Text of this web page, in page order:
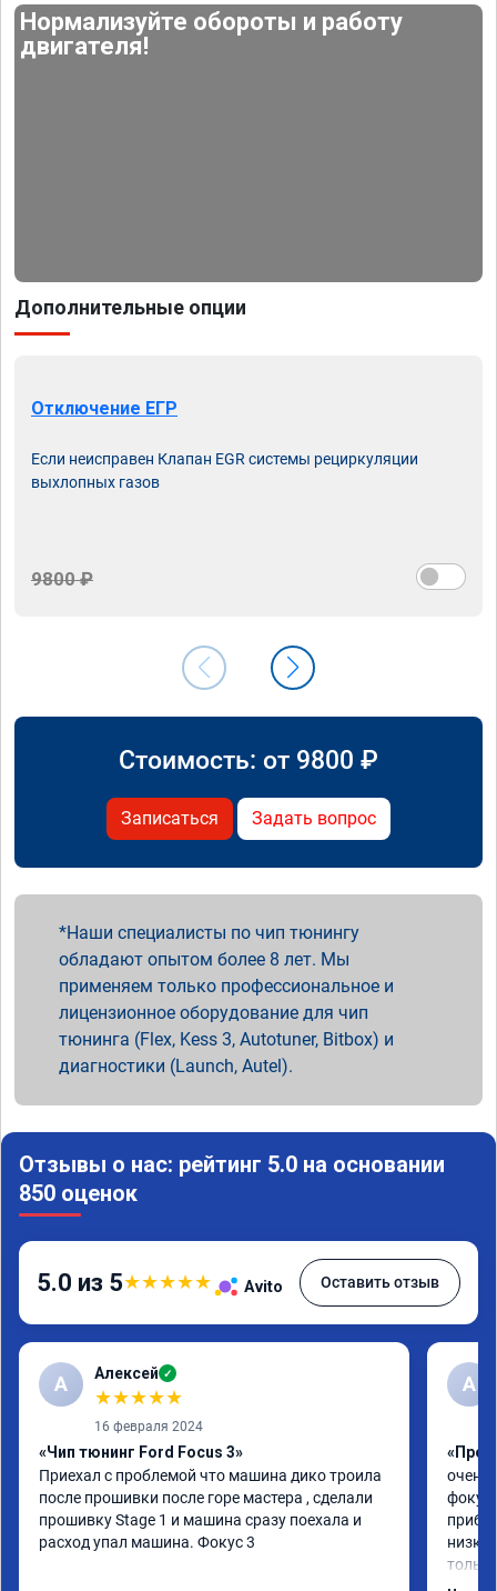
Нормализуйте обороты и работу
двигателя!
Дополнительные опции
Отключение ЕГР
Если неисправен Клапан EGR системы рециркуляции
выхлопных газов
9800 ₽
Стоимость: от 9800 ₽
Записаться Задать вопрос
Наши специалисты по чип тюнингу
обладают опытом более 8 лет. Мы
применяем только профессиональное и
лицензионное оборудование для чип
тюнинга (Flex, Kess 3, Autotuner, Bitbox) и
диагностики (Launch, Autel).
Отзывы о нас: рейтинг 5.0 на основании
850 оценок
5.0 из 5★★★★★ Avito Оставить отзыв
А Алексей ✓
★★★★★
16 февраля 2024
«Чип тюнинг Ford Focus 3»
Приехал с проблемой что машина дико троила
после прошивки после горе мастера , сделали
прошивку Stage 1 и машина сразу поехала и
расход упал машина. Фокус 3
А
очень
фокус